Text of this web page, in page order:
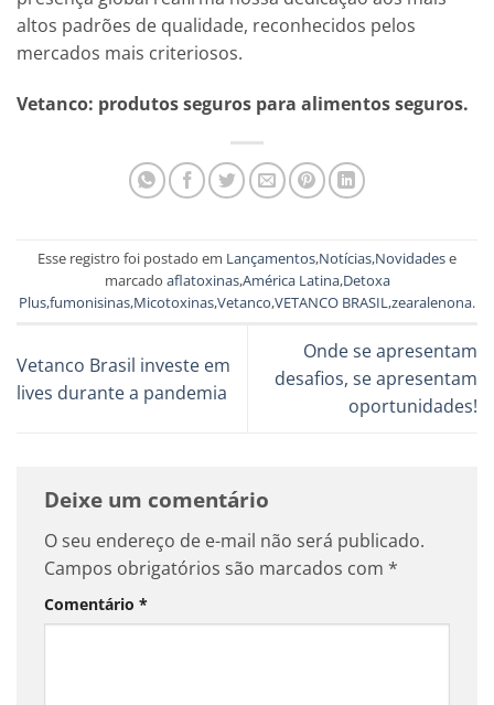
altos padrões de qualidade, reconhecidos pelos
mercados mais criteriosos.
Vetanco: produtos seguros para alimentos seguros.
Esse registro foi postado em Lançamentos,Notícias,Novidadese
marcado aflatoxinas,América Latina,Detoxa
Plus,fumonisinas,Micotoxinas,Vetanco,VETANCO BRASIL,zearalenona.
Vetanco Brasil investe em
lives durante a pandemia
Onde se apresentam
desafios, se apresentam
oportunidades!
Deixe um comentário
O seu endereço de e-mail não será publicado.
Campos obrigatórios são marcados com *
Comentário *